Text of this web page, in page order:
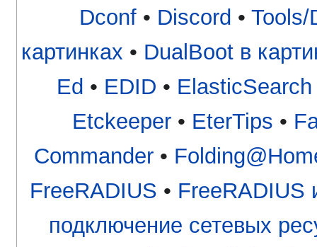
Dconf • Discord • Tools/
картинках • DualBoot в
Ed • EDID • ElasticSearch
Etckeeper• EterTips •
Commander•
FreeRADIUS • FreeRADIUS
подключение сетевых